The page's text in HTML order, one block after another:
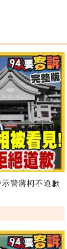
警蔣柯不道歉